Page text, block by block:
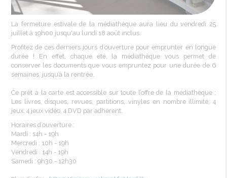
La fermeture estivalede la médiathèque aura lieu duvendredi 25
juilletà 19h00 jusqu'au lundi 18 août inclus.
Profitezde ces derniers jours d’ouverturepouremprunter en longue
durée! En effet, chaque été, la médiathèque vous permet de
conserver les documents que vous empruntezpour une durée de 6
semaines, jusqu’à la rentrée.
Ce prêt à lacarte estaccessible surtoute l’offrede la médiathèque:
Les livres,disques, revues, partitions, vinylesen nombre illimité, 4
jeux, 4 jeux vidéo, 4 DVD par adhérent.
Horaires d’ouverture:
Mardi : 14h - 19h
Mercredi : 10h - 19h
Vendredi : 14h - 19h
Samedi : 9h30 - 12h30